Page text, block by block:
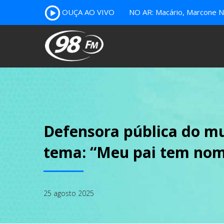
OUÇA AO VIVO NO AR: Macário, Marcone
Defensora pública do
tema: “Meu pai tem
25 agosto 2025